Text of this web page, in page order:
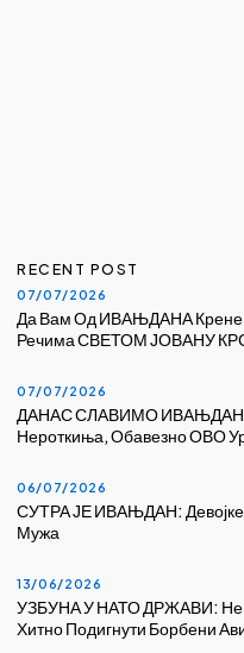
RECENT POST
07/07/2026
Да Вам Од ИВАЊДАНА
Речима СВЕТОМ ЈОВАНУ
07/07/2026
ДАНАС СЛАВИМО ИВАЊДАН:
Нероткиња, Обавезно ОВО
06/07/2026
СУТРА ЈЕ ИВАЊДАН: Девојке
Мужа
13/06/2026
УЗБУНА У НАТО ДРЖАВИ:
Хитно Подигнути Борбени